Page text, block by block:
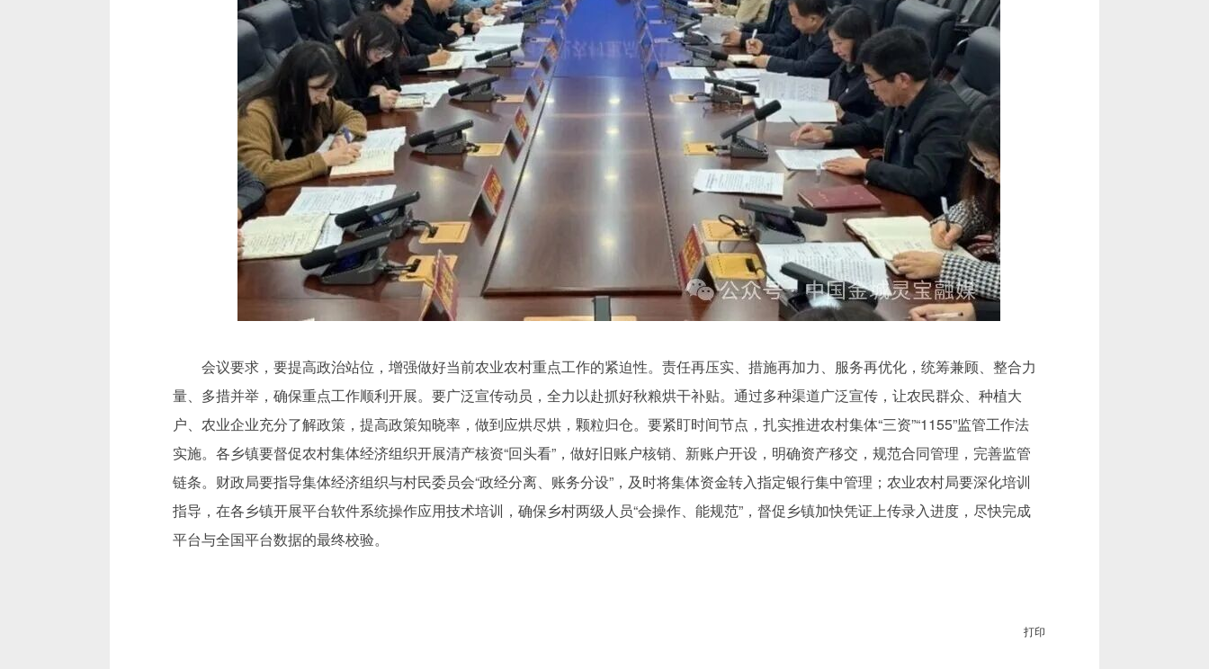
会议要求，要提高政治站位，增强做好当前农业农村重点工作的紧迫性。责任再压实、措施再加力、服务再优化，统筹兼顾、整合力
量、多措并举，确保重点工作顺利开展。要广泛宣传动员，全力以赴抓好秋粮烘干补贴。通过多种渠道广泛宣传，让农民群众、种植大
户、农业企业充分了解政策，提高政策知晓率，做到应烘尽烘，颗粒归仓。要紧盯时间节点，扎实推进农村集体“三资”“1155”监管工作法
实施。各乡镇要督促农村集体经济组织开展清产核资“回头看”，做好旧账户核销、新账户开设，明确资产移交，规范合同管理，完善监管
链条。财政局要指导集体经济组织与村民委员会“政经分离、账务分设”，及时将集体资金转入指定银行集中管理；农业农村局要深化培训
指导，在各乡镇开展平台软件系统操作应用技术培训，确保乡村两级人员“会操作、能规范”，督促乡镇加快凭证上传录入进度，尽快完成
平台与全国平台数据的最终校验。
打印